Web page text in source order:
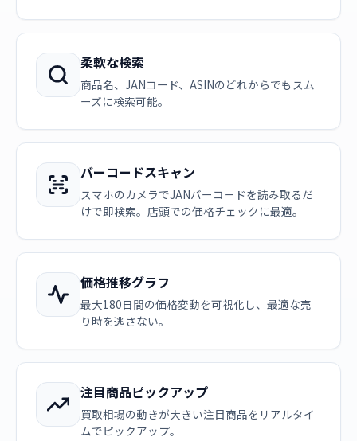
柔軟な検索
商品名、JANコード、ASINのどれからでもスム
ーズに検索可能。
バーコードスキャン
スマホのカメラでJANバーコードを読み取るだ
けで即検索。店頭での価格チェックに最適。
価格推移グラフ
最大180日間の価格変動を可視化し、最適な売
り時を逃さない。
注目商品ピックアップ
買取相場の動きが大きい注目商品をリアルタイ
ムでピックアップ。